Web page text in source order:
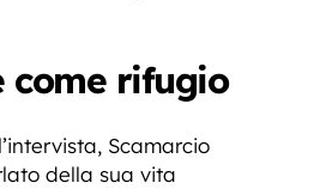
come rifugio
Scamarcio
della sua vita